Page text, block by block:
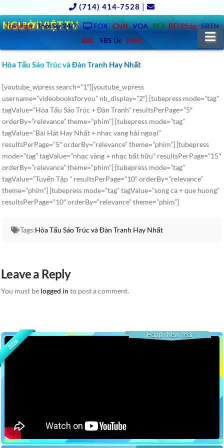
(714) 414-7528 |
Trending ThờiSự 24/7 FOX CNN VOA RFA RFI Pháp SBTN
BBC SBS Úc NHK
NGƯỜIVIỆT.TV
Hòa Tấu Sáo Trúc và Đàn Tranh Hay Nhất
[youtube_wpress search=”1″][youtube_wpress
username=”videobooksforyou” nb_display=”2″] [tubepress mode=”tag”
tagValue=”Hòa Tấu Sáo Trúc + Đàn Tranh” resultsPerPage=”5″
orderBy=”relevance” theme=”phim”] [tubepress mode=”tag”
tagValue=”Bài Hát Hay Nhất + nhac vang hải ngoại”
resultsPerPage=”5″ orderBy=”relevance” theme=”phim”] [tubepress
mode=”tag” tagValue=”nhạc vàng + nhạc bất hữu” resultsPerPage=”15″
orderBy=”relevance” theme=”phim”] [tubepress mode=”tag”
tagValue=”Tuyển Tập ” resultsPerPage=”10″ orderBy=”relevance”
theme=”phim”] [tubepress mode=”tag” tagValue=”song ca + que huong”
resultsPerPage=”10″ orderBy=”relevance” theme=”phim”]
Tags:Hòa Tấu Sáo Trúc và Đàn Tranh Hay Nhất
Leave a Reply
You must be logged in to post a comment.
2026
Happy New Year